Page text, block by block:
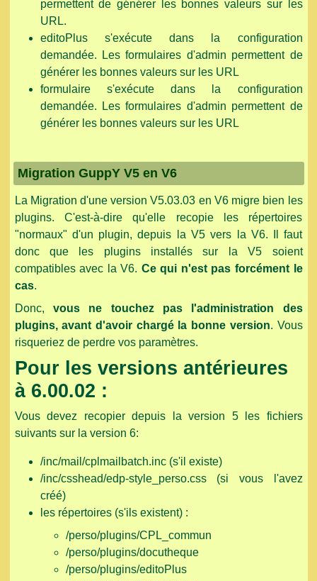
permettent de générer les bonnes valeurs sur les
URL.
editoPlus s'exécute dans la configuration
demandée. Les formulaires d'admin permettent de
générer les bonnes valeurs sur les URL
formulaire s'exécute dans la configuration
demandée. Les formulaires d'admin permettent de
générer les bonnes valeurs sur les URL
Migration GuppY V5 en V6
La Migration d'une version V5.03.03 en V6 migre bien les
plugins. C'est-à-dire qu'elle recopie les répertoires
"normaux" d'un plugin, depuis la V5 vers la V6. Il faut
donc que les plugins installés sur la V5 soient
compatibles avec la V6. Ce qui n'est pas forcément le
cas.
Donc, vous ne touchez pas l'administration des
plugins, avant d'avoir chargé la bonne version. Vous
risqueriez de perdre vos paramètres.
Pour les versions antérieures
à 6.00.02 :
Vous devez recopier depuis la version 5 les fichiers
suivants sur la version 6:
/inc/mail/cplmailbatch.inc (s'il existe)
/inc/csshead/edp-style_perso.css (si vous l'avez
créé)
les répertoires (s'ils existent) :
/perso/plugins/CPL_commun
/perso/plugins/docutheque
/perso/plugins/editoPlus